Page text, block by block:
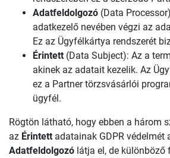
Adatfeldolgozó (Data
adatkezelő nevében végzi az
Ez az Ügyfélkártya rendszerét
Érintett (Data Subject): Az a
akinek az adatait kezelik. Az
ez a Partner törzsvásárlói
ügyfél.
Rögtön látható, hogy ebben a három
az Érintett adatainak GDPR védelmét
Adatfeldolgozó látja el, de különböző